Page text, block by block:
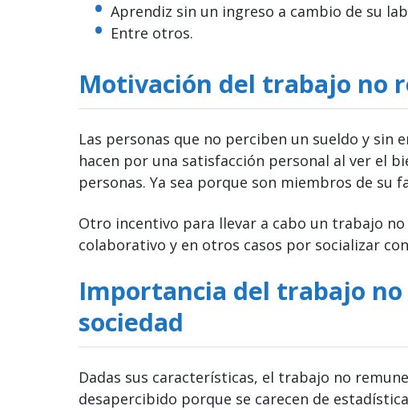
Aprendiz sin un ingreso a cambio de su
Entre otros.
Motivación del trabajo no
Las personas que no perciben un sueldo y sin
hacen por una satisfacción personal al ver el
personas. Ya sea porque son miembros de su
Otro incentivo para llevar a cabo un trabajo
colaborativo y en otros casos por socializar
Importancia del trabajo
sociedad
Dadas sus características, el trabajo no
desapercibido porque se carecen de